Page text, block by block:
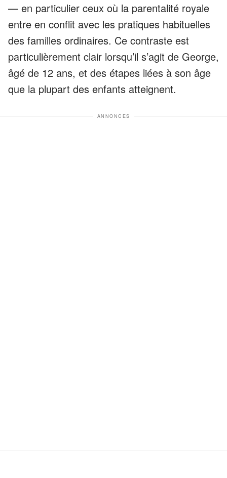
— en particulier ceux où la parentalité royale
entre en conflit avec les pratiques habituelles
des familles ordinaires. Ce contraste est
particulièrement clair lorsqu’il s’agit de George,
âgé de 12 ans, et des étapes liées à son âge
que la plupart des enfants atteignent.
ANNONCES